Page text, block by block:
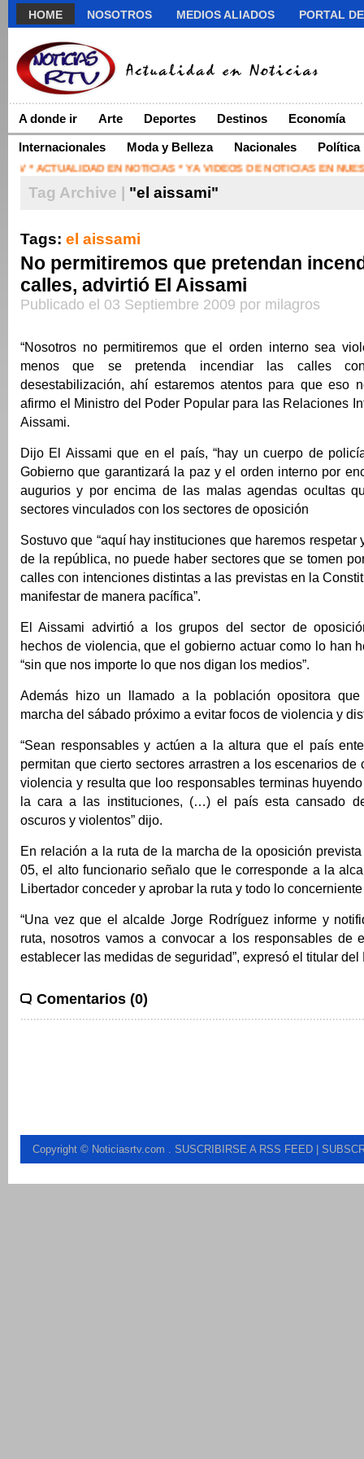
HOME NOSOTROS MEDIOS ALIADOS PORTAL
A donde ir Arte Deportes Destinos Economía
Internacionales Moda y Belleza Nacionales Política
* ACTUALIDAD EN NOTICIAS * YA VIDEOS DE NOTICIAS EN
Tag Archive | "el aissami"
Tags: el aissami
No permitiremos que pretendan
calles, advirtió El Aissami
Publicado el 03 Septiembre 2009 por milagros
“Nosotros no permitiremos que el orden interno sea
menos que se pretenda incendiar las calles
desestabilización, ahí estaremos atentos para que eso
afirmo el Ministro del Poder Popular para las Relaciones
Aissami.
Dijo El Aissami que en el país, “hay un cuerpo de
Gobierno que garantizará la paz y el orden interno por
augurios y por encima de las malas agendas ocultas
sectores vinculados con los sectores de oposición
Sostuvo que “aquí hay instituciones que haremos respetar
de la república, no puede haber sectores que se tomen
calles con intenciones distintas a las previstas en la
manifestar de manera pacífica”.
El Aissami advirtió a los grupos del sector de
hechos de violencia, que el gobierno actuar como lo han
“sin que nos importe lo que nos digan los medios”.
Además hizo un llamado a la población opositora
marcha del sábado próximo a evitar focos de violencia y
“Sean responsables y actúen a la altura que el país
permitan que cierto sectores arrastren a los escenarios de
violencia y resulta que loo responsables terminas
la cara a las instituciones, (…) el país esta cansado
oscuros y violentos” dijo.
En relación a la ruta de la marcha de la oposición
05, el alto funcionario señalo que le corresponde a la
Libertador conceder y aprobar la ruta y todo lo
“Una vez que el alcalde Jorge Rodríguez informe y
ruta, nosotros vamos a convocar a los responsables de
establecer las medidas de seguridad”, expresó el titular del
Comentarios (0)
Copyright © Noticiasrtv.com . SUSCRIBIRSE A RSS FEED |